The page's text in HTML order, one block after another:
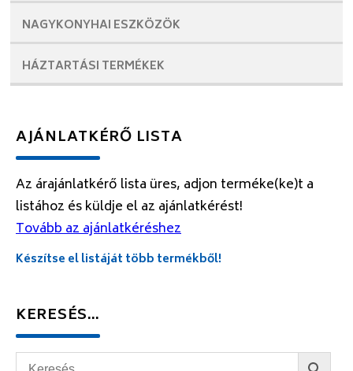
NAGYKONYHAI ESZKÖZÖK
HÁZTARTÁSI TERMÉKEK
AJÁNLATKÉRŐ LISTA
Az árajánlatkérő lista üres, adjon terméke(ke)t a
listához és küldje el az ajánlatkérést!
Tovább az ajánlatkéréshez
Készítse el listáját több termékből!
KERESÉS…